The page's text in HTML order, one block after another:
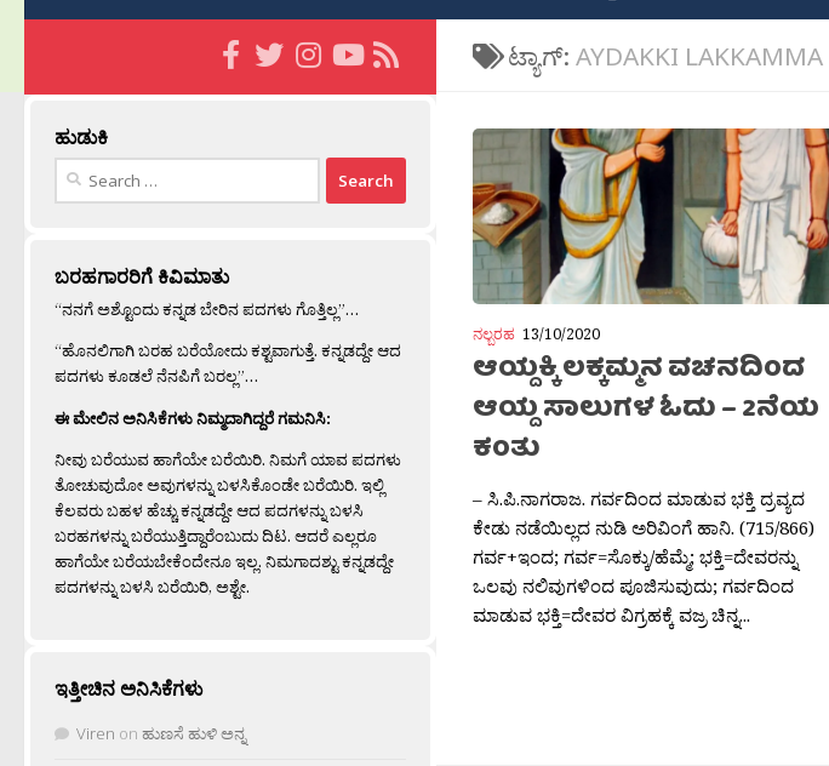
ಟ್ಯಾಗ್: AYDAKKI LAKKAMMA
ನಲ್ಬರಹ 13/10/2020
ಆಯ್ದಕ್ಕಿ ಲಕ್ಕಮ್ಮನ ವಚನದಿಂದ
ಆಯ್ದ ಸಾಲುಗಳ ಓದು – 2ನೆಯ
ಕಂತು
– ಸಿ.ಪಿ.ನಾಗರಾಜ. ಗರ್ವದಿಂದ ಮಾಡುವ ಭಕ್ತಿ ದ್ರವ್ಯದ
ಕೇಡು ನಡೆಯಿಲ್ಲದ ನುಡಿ ಅರಿವಿಂಗೆ ಹಾನಿ. (715/866)
ಗರ್ವ+ಇಂದ; ಗರ್ವ=ಸೊಕ್ಕು/ಹೆಮ್ಮೆ; ಭಕ್ತಿ=ದೇವರನ್ನು
ಒಲವು ನಲಿವುಗಳಿಂದ ಪೂಜಿಸುವುದು; ಗರ್ವದಿಂದ
ಮಾಡುವ ಭಕ್ತಿ=ದೇವರ ವಿಗ್ರಹಕ್ಕೆ ವಜ್ರ ಚಿನ್ನ...
ಹುಡುಕಿ
Search
ಬರಹಗಾರರಿಗೆ ಕಿವಿಮಾತು
“ನನಗೆ ಅಶ್ಟೊಂದು ಕನ್ನಡ ಬೇರಿನ ಪದಗಳು ಗೊತ್ತಿಲ್ಲ”…
“ಹೊನಲಿಗಾಗಿ ಬರಹ ಬರೆಯೋದು ಕಶ್ಟವಾಗುತ್ತೆ. ಕನ್ನಡದ್ದೇ ಆದ
ಪದಗಳು ಕೂಡಲೆ ನೆನಪಿಗೆ ಬರಲ್ಲ”…
ಈ ಮೇಲಿನ ಅನಿಸಿಕೆಗಳು ನಿಮ್ಮದಾಗಿದ್ದರೆ ಗಮನಿಸಿ:
ನೀವು ಬರೆಯುವ ಹಾಗೆಯೇ ಬರೆಯಿರಿ. ನಿಮಗೆ ಯಾವ ಪದಗಳು
ತೋಚುವುದೋ ಅವುಗಳನ್ನು ಬಳಸಿಕೊಂಡೇ ಬರೆಯಿರಿ. ಇಲ್ಲಿ
ಕೆಲವರು ಬಹಳ ಹೆಚ್ಚು ಕನ್ನಡದ್ದೇ ಆದ ಪದಗಳನ್ನು ಬಳಸಿ
ಬರಹಗಳನ್ನು ಬರೆಯುತ್ತಿದ್ದಾರೆಂಬುದು ದಿಟ. ಆದರೆ ಎಲ್ಲರೂ
ಹಾಗೆಯೇ ಬರೆಯಬೇಕೆಂದೇನೂ ಇಲ್ಲ. ನಿಮಗಾದಶ್ಟು ಕನ್ನಡದ್ದೇ
ಪದಗಳನ್ನು ಬಳಸಿ ಬರೆಯಿರಿ, ಅಶ್ಟೇ.
ಇತ್ತೀಚಿನ ಅನಿಸಿಕೆಗಳು
Viren on ಹುಣಸೆ ಹುಳಿ ಅನ್ನ